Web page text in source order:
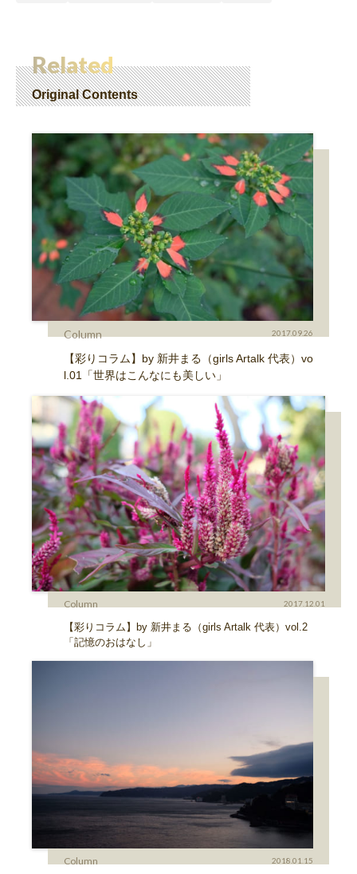
Related
Original Contents
Column 2017.09.26
【彩りコラム】by 新井まる（girls Artalk 代表）vo
l.01「世界はこんなにも美しい」
Column 2017.12.01
【彩りコラム】by 新井まる（girls Artalk 代表）vol.2
「記憶のおはなし」
Column 2018.01.15